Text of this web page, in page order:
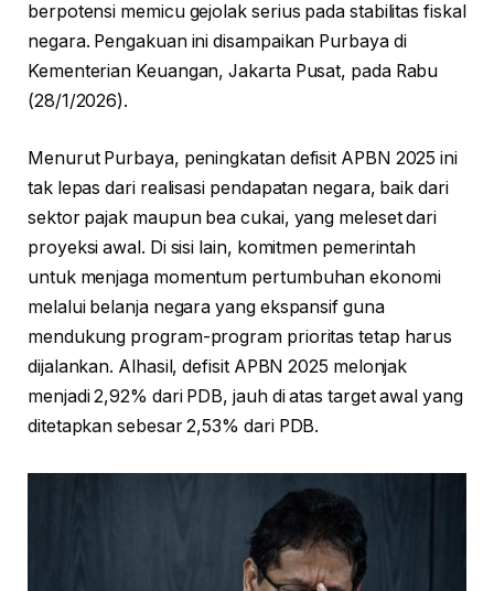
berpotensi memicu gejolak serius pada stabilitas fiskal
negara. Pengakuan ini disampaikan Purbaya di
Kementerian Keuangan, Jakarta Pusat, pada Rabu
(28/1/2026).
Menurut Purbaya, peningkatan defisit APBN 2025 ini
tak lepas dari realisasi pendapatan negara, baik dari
sektor pajak maupun bea cukai, yang meleset dari
proyeksi awal. Di sisi lain, komitmen pemerintah
untuk menjaga momentum pertumbuhan ekonomi
melalui belanja negara yang ekspansif guna
mendukung program-program prioritas tetap harus
dijalankan. Alhasil, defisit APBN 2025 melonjak
menjadi 2,92% dari PDB, jauh di atas target awal yang
ditetapkan sebesar 2,53% dari PDB.